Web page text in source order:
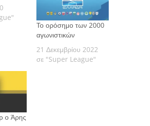
Το ορόσημο των 2000
αγωνιστικών
21 Δεκεμβρίου 2022
σε "Super League"
ο Άρης